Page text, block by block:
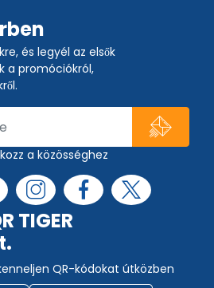
és legyél az elsők
a promóciókról,
a közösséghez
TIGER
QR-kódokat útközben